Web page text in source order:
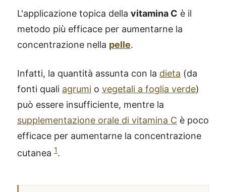
L'applicazione topica della vitamina C è il
metodo più efficace per aumentarne la
concentrazione nella pelle.
Infatti, la quantità assunta con la dieta (da
fonti quali agrumi o vegetali a foglia verde)
può essere insufficiente, mentre la
supplementazione orale di vitamina C è poco
efficace per aumentarne la concentrazione
cutanea 1.